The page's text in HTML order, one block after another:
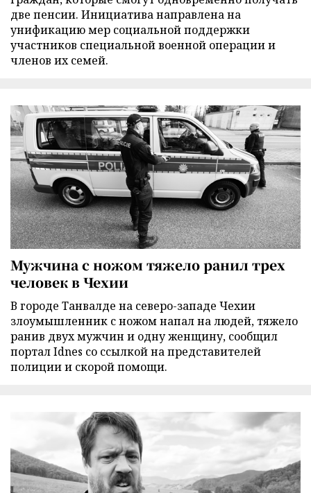
две пенсии. Инициатива направлена на
унификацию мер социальной поддержки
участников специальной военной операции и
членов их семей.
Мужчина с ножом тяжело ранил трех
человек в Чехии
В городе Танвалде на северо-западе Чехии
злоумышленник с ножом напал на людей, тяжело
ранив двух мужчин и одну женщину, сообщил
портал Idnes со ссылкой на представителей
полиции и скорой помощи.